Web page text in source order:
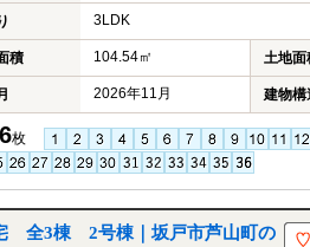
3LDK
積 104.54㎡ 土地面
2026年11月 建物構
枚
全3棟 2号棟｜坂戸市芦山町の